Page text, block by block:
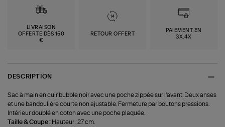
LIVRAISON
OFFERTE DÈS 150
€
RETOUR OFFERT
PAIEMENT EN
3X,4X
DESCRIPTION
Sac à main en cuir bubble noir avec une poche zippée sur l'avant. Deux anses
et une bandoulière courte non ajustable. Fermeture par boutons pressions.
Intérieur doublé en coton avec une poche plaquée.
Taille & Coupe : Hauteur : 27 cm.